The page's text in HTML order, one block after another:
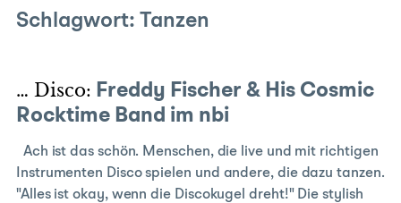
Schlagwort: Tanzen
… Disco: Freddy Fischer & His Cosmic
Rocktime Band im nbi
Ach ist das schön. Menschen, die live und mit richtigen
Instrumenten Disco spielen und andere, die dazu tanzen.
"Alles ist okay, wenn die Discokugel dreht!" Die stylish